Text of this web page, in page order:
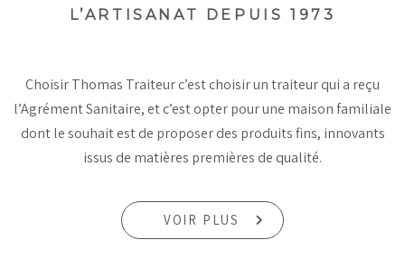
L’ARTISANAT DEPUIS 1973
Choisir Thomas Traiteur c’est choisir un traiteur qui a reçu
l’Agrément Sanitaire, et c’est opter pour une maison familiale
dont le souhait est de proposer des produits fins, innovants
issus de matières premières de qualité.
VOIR PLUS